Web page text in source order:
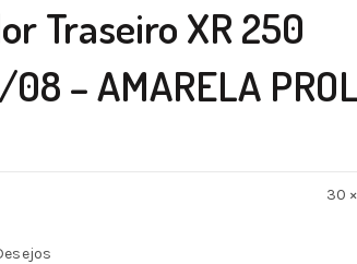
Traseiro XR 250
– AMARELA
30